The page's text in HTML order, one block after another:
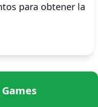
para obtener la